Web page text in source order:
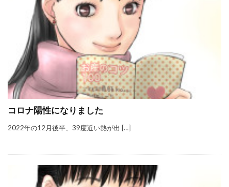
コロナ陽性になりました
2022年の12月後半、39度近い熱が出 […]